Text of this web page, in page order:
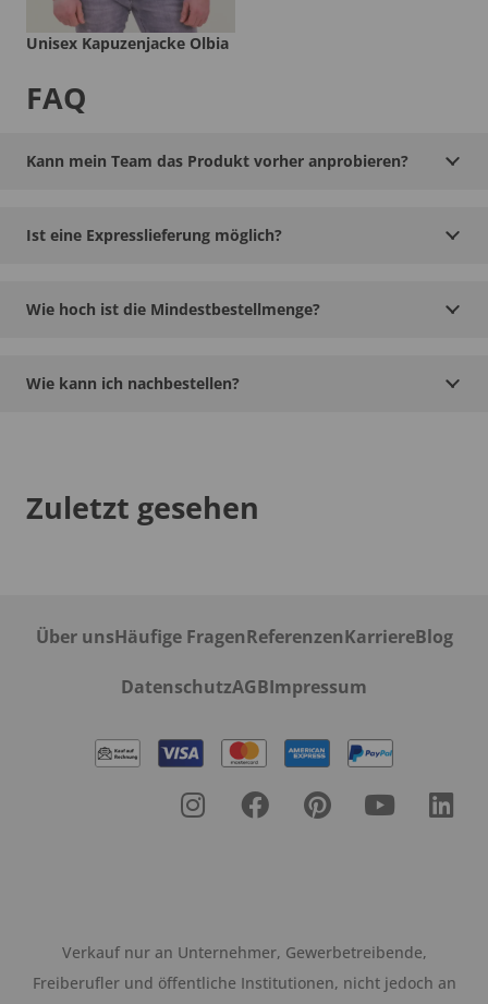
Unisex Kapuzenjacke Olbia
FAQ
Kann mein Team das Produkt vorher anprobieren?
Ist eine Expresslieferung möglich?
Wie hoch ist die Mindestbestellmenge?
Wie kann ich nachbestellen?
Zuletzt gesehen
Über unsHäufige FragenReferenzenKarriereBlog
DatenschutzAGBImpressum
Verkauf nur an Unternehmer, Gewerbetreibende,
Freiberufler und öffentliche Institutionen, nicht jedoch an